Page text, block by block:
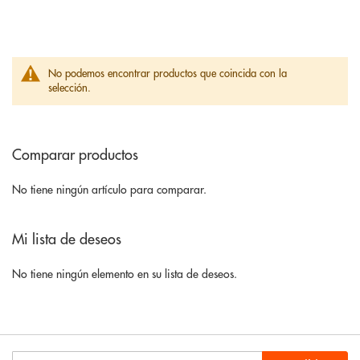
No podemos encontrar productos que coincida con la
selección.
Comparar productos
No tiene ningún artículo para comparar.
Mi lista de deseos
No tiene ningún elemento en su lista de deseos.